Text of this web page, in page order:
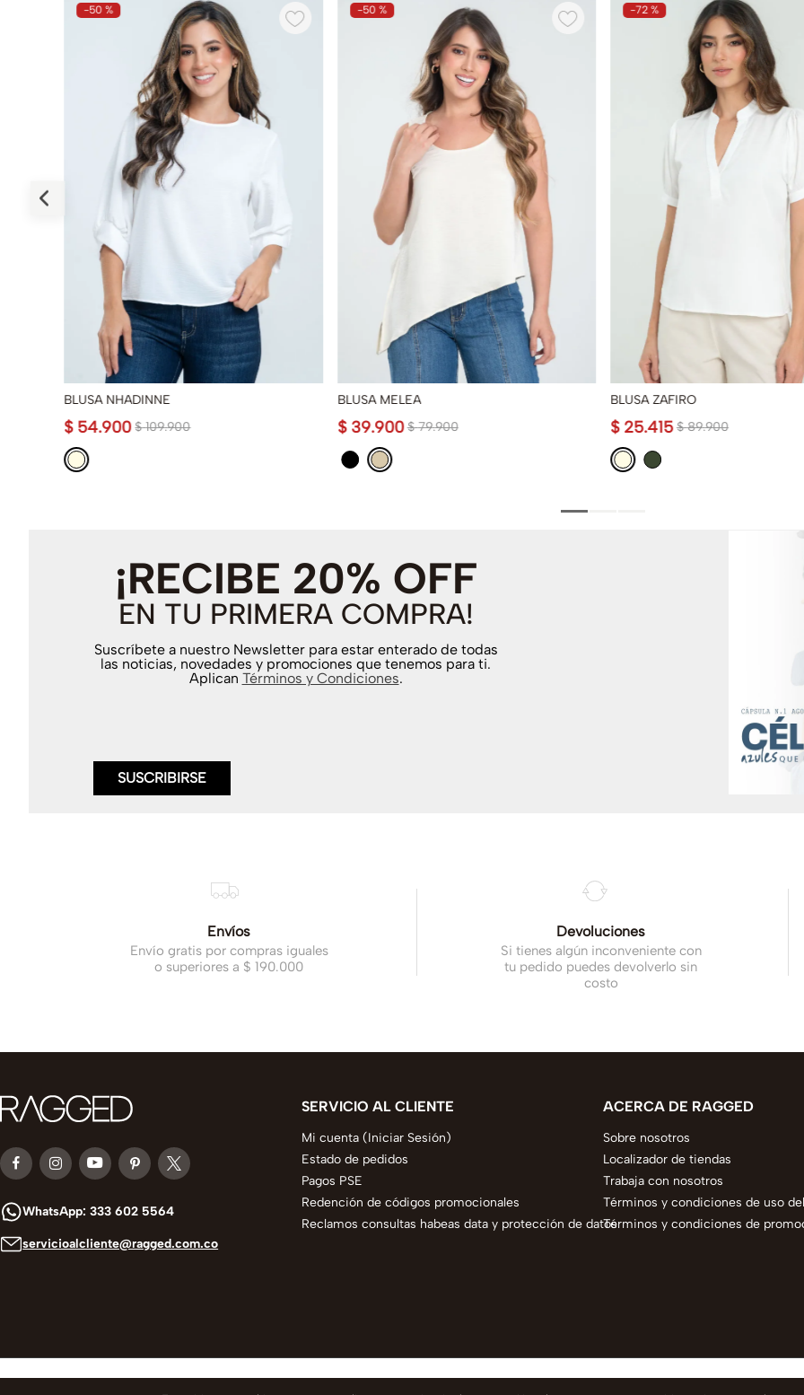
-50 %
BLUSA NHADINNE
$ 109.900
$ 54.900
-50 %
BLUSA MELEA
$ 79.900
$ 39.900
-72 %
BLUSA ZAFIRO
$ 89.900
$ 25.415
¡RECIBE 20% OFF
EN TU PRIMERA COMPRA!
Suscríbete a nuestro Newsletter para estar enterado de todas
las noticias, novedades y promociones que tenemos para ti.
Aplican Términos y Condiciones.
SUSCRIBIRSE
Envíos
Envío gratis por compras iguales
o superiores a $ 190.000
Devoluciones
Si tienes algún inconveniente con
tu pedido puedes devolverlo sin
costo
WhatsApp: 333 602 5564
servicioalcliente@ragged.com.co
SERVICIO AL CLIENTE
Mi cuenta (Iniciar Sesión)
Estado de pedidos
Pagos PSE
Redención de códigos promocionales
Reclamos consultas habeas data y protección de datos
ACERCA DE RAGGED
Sobre nosotros
Localizador de tiendas
Trabaja con nosotros
Términos y condiciones de uso
Términos y condiciones de